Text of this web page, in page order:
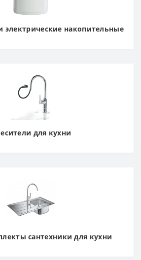
электрические накопительные
для кухни
сантехники для кухни